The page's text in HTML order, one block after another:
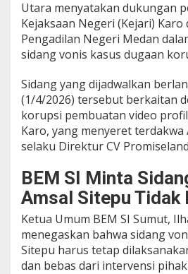
e
d
a
Utara menyatakan dukungan
Kejaksaan Negeri (Kejari) Karo
Pengadilan Negeri Medan
sidang vonis kasus dugaan
Sidang yang dijadwalkan
(1/4/2026) tersebut berkaitan
korupsi pembuatan video
Karo, yang menyeret terdakwa
selaku Direktur CV
BEM SI Minta
Amsal Sitepu Tidak
Ketua Umum BEM SI Sumut,
menegaskan bahwa sidang
Sitepu harus tetap
dan bebas dari intervensi